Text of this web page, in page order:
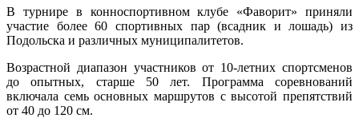
В турнире в конноспортивном клубе «Фаворит» приняли
участие более 60 спортивных пар (всадник и лошадь) из
Подольска и различных муниципалитетов.
Возрастной диапазон участников от 10-летних спортсменов
до опытных, старше 50 лет. Программа соревнований
включала семь основных маршрутов с высотой препятствий
от 40 до 120 см.